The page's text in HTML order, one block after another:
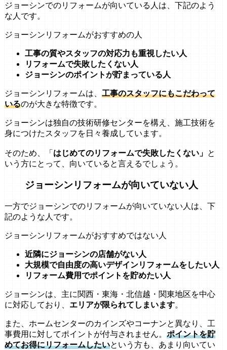
ジョーシンでのリフォームが向いている人は、下記のよう
な人です。
ジョーシンリフォームがおすすめの人
工事の質やスタッフの対応力も重視したい人
リフォームで失敗したくない人
ジョーシンのポイントが貯まっている人
ジョーシンリフォームは、 工事のスタッフにもこだわって
いるのが大きな特徴です。
ジョーシンは独自の技術研修センターを構え、施工技術を
身につけたスタッフを日々養成しています。
そのため、「 はじめてのリフォームで失敗したくない」 と
いう方にとって、向いていると言えるでしょう。
ジョーシンリフォームが向いていない人
一方でジョーシンでのリフォームが向いていない人は、下
記のような人です。
ジョーシンリフォームがおすすめではない人
近隣にジョーシンの店舗がない人
大規模で自由度の高いデザインリフォームをしたい人
リフォーム費用でポイントを貯めたい人
ジョーシンは、主に関西・東海・北信越・関東地区を中心
に対応しており、 エリアが限られてしまいます。
また、ホームセンターのカインズやコーナンと異なり、工
事費用に対してポイントが付与されません。 ポイントを貯
めてお得にリフォームしたいという方も、あまり向いてい